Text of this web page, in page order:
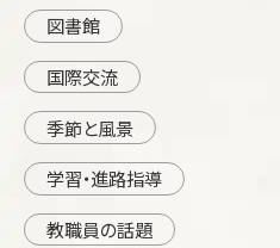
図書館
国際交流
季節と風景
学習・進路指導
教職員の話題